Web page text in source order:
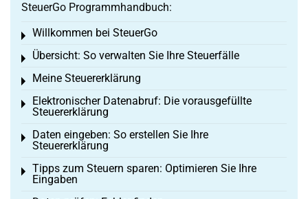
SteuerGo Programmhandbuch:
Willkommen bei SteuerGo
Toggle menu
Übersicht: So verwalten Sie Ihre Steuerfälle
Toggle menu
Meine Steuererklärung
Toggle menu
Elektronischer Datenabruf: Die vorausgefüllte
Steuererklärung
Toggle menu
Daten eingeben: So erstellen Sie Ihre
Steuererklärung
Toggle menu
Tipps zum Steuern sparen: Optimieren Sie Ihre
Eingaben
Toggle menu